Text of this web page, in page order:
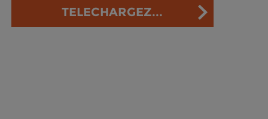
TELECHARGEZ...